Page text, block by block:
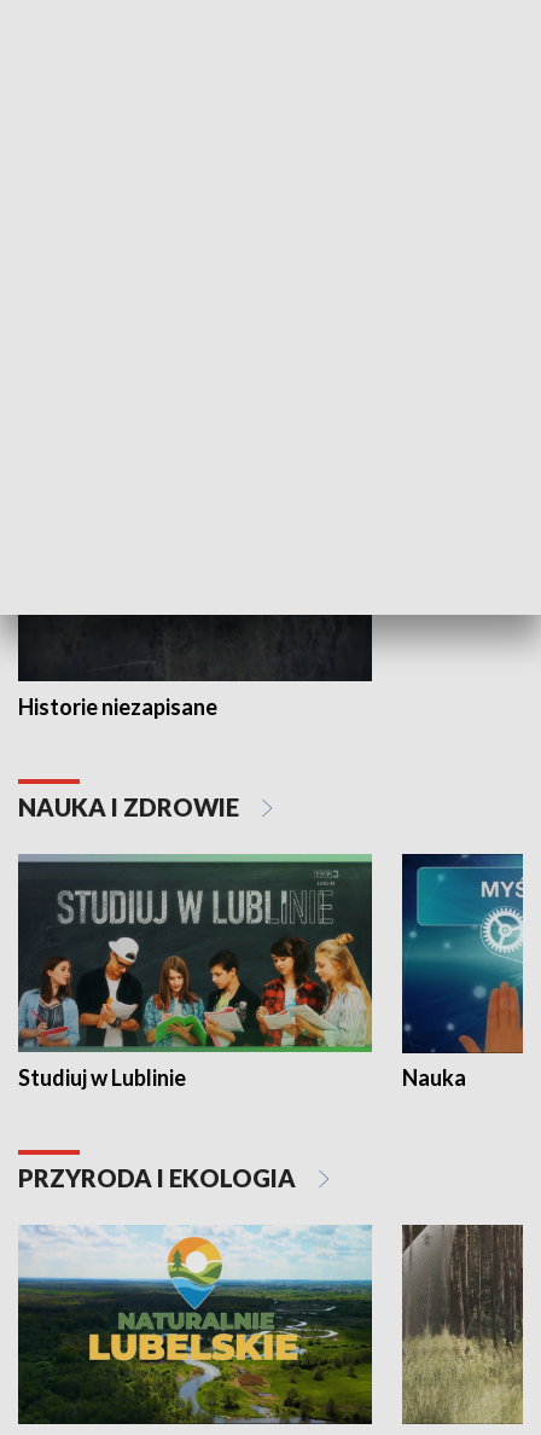
Historie niezapisane
NAUKA I ZDROWIE
Studiuj w Lublinie Nauka
PRZYRODA I EKOLOGIA